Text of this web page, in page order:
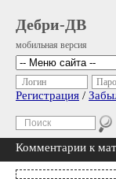
Дебри-ДВ
мобильная версия
Логин
Регистрация /
Комментарии к